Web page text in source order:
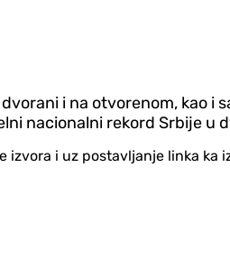
i na otvorenom, kao i
nacionalni rekord Srbije u
i uz postavljanje linka ka